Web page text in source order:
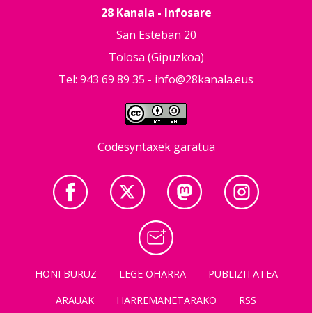
28 Kanala - Infosare
San Esteban 20
Tolosa (Gipuzkoa)
Tel: 943 69 89 35 - info@28kanala.eus
Codesyntaxek garatua
HONI BURUZ LEGE OHARRA
PUBLIZITATEA
ARAUAK
HARREMANETARAKO RSS